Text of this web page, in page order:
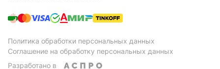
Политика обработки персональных данных
Соглашение на обработку персональных данных
Разработано в